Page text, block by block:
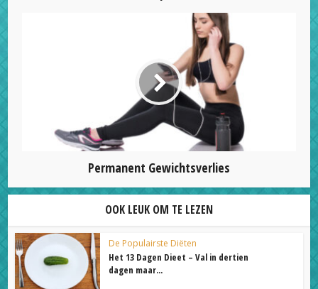
Permanent Gewichtsverlies
OOK LEUK OM TE LEZEN
De Populairste Diëten
Het 13 Dagen Dieet – Val in dertien
dagen maar...